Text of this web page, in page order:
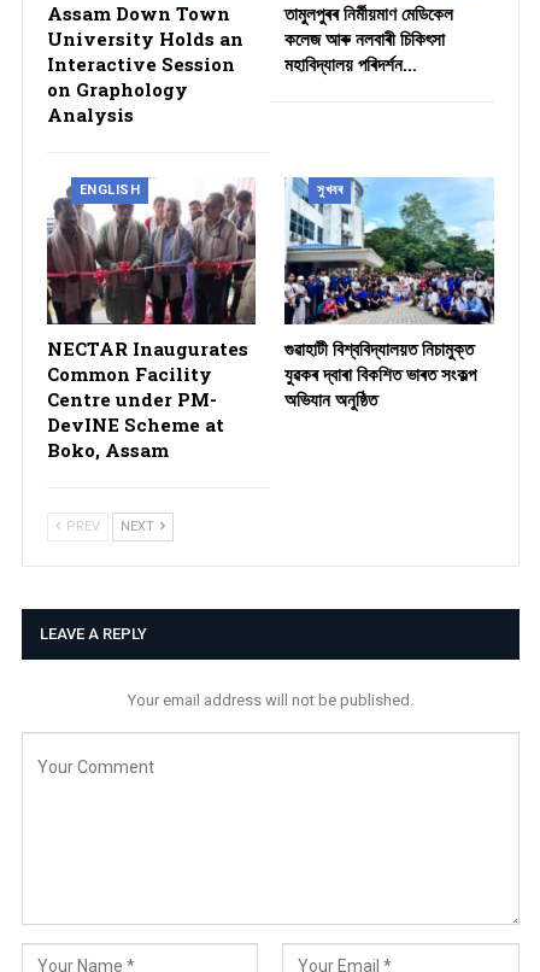
Assam Down Town
University Holds an
Interactive Session
on Graphology
Analysis
তামুলপুৰৰ নিৰ্মীয়মাণ মেডিকেল
কলেজ আৰু নলবাৰী চিকিৎসা
মহাবিদ্যালয় পৰিদৰ্শন…
ENGLISH
NECTAR Inaugurates
Common Facility
Centre under PM-
DevINE Scheme at
Boko, Assam
সুখবৰ
গুৱাহাটী বিশ্ববিদ্যালয়ত নিচামুক্ত
যুৱকৰ দ্বাৰা বিকশিত ভাৰত সংকল্প
অভিযান অনুষ্ঠিত
PREV NEXT
LEAVE A REPLY
Your email address will not be published.